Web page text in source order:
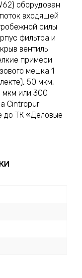
оборудован
входящей
силы
фильтра и
вентиль
примеси
мешка 1
50 мкм,
мкм или 300
Cintropur
до ТК «Деловые